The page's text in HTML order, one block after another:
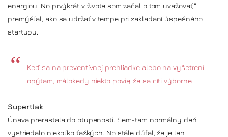
energiou. No prvýkrát v živote som začal o tom uvažovať,“
premýšľal, ako sa udržať v tempe pri zakladaní úspešného
startupu.
Keď sa na preventívnej prehliadke alebo na vyšetrení
opýtam, málokedy niekto povie, že sa cíti výborne.
Supertlak
Únava prerastala do otupenosti. Sem-tam normálny deň
vystriedalo niekoľko ťažkých. No stále dúfal, že je len